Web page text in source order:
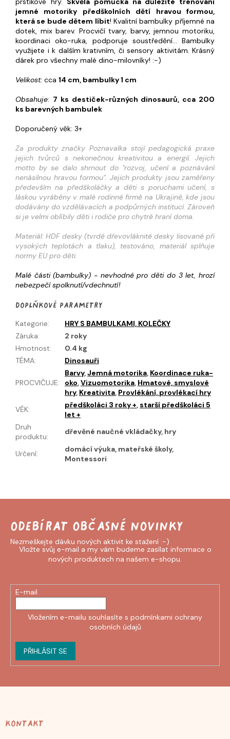
jemné motoriky předškolních dětí hravou formou,
která se bude dětem líbit! Kvalitní bambulky příjemné na
dotek, mix barev. Procvičí tvary, barvy, jemnou motoriku,
koordinaci oko-ruka, podporuje soustředění... Bambulky
využijete i k dalším krativním, či sensory aktivitám. Krásný
dárek pro všechny malé dino-milovníky! :-)
Velikost: cca 14 cm, bambulky 1 cm
Obsahuje: 7 ks destiček-různých dinosaurů, cca 200
ks barevných bambulek
Doporučený věk: 3+
Za produkty značky Poznavalka stojí pedagogická praxe
jejich tvůrců s nekonečnou kreativitou a energií. Jejich
motto by se dalo shrnout do "rozvoj, učení a poznávání
nenásilnou hravou formou". Jejich produkty jsou zaměřeny
především na předškoláčky a děti s poruchami učení, s
láskou vyráběny v malé rodinné firmě na Ukrajině, kde jsou
dodávány do vzdělávacích a podpůrných institucí. Zároveň
si je velmi oblíbily děti i rodiče pro chytré hraní doma.
Materiál: HDF desky (tvrdé dřevovláknité desky lisované při
vysokých teplotách a tlaku), testováno, materiál splňuje
normy EU pro děti.
Malé části (bambulky) - nevhodné pro děti do 3 let, hrozí
nebezpečí spolknutí/vdechnutí!
Doplňkové parametry
Kategorie:
HRY S BAMBULKAMI, KOLEČKY
Záruka:
2 roky
Hmotnost:
0.4 kg
TÉMA: Dinosauři
PROCVIČUJE:
Barvy,Jemná motorika, Koordinace ruka-
oko,Vizuomotorika, Hmatové, smyslové
hry, Kreativita, Provlékání, provlékací hry
VĚK: předškoláci 3 roky +, starší předškoláci 5
let +
Druh
produktu:
dřevěné naučné vkládačky, hry
Určení:
domácí výuka, mateřské školy,
Montessori
Vložte svůj e-mail a my vám budeme zasílat informace o
nových produktech na našem e-shopu.
E-mail
Vložením e-mailu souhlasíte s podmínkami ochrany
osobních údajů
PŘIHLÁSIT SE
Kontakt